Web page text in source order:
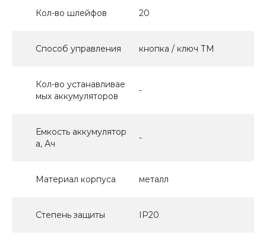
Кол-во шлейфов 20
Способ управления кнопка / ключ ТМ
Кол-во устанавливае
мых аккумуляторов
-
Емкость аккумулятор
а, Ач
-
Материал корпуса металл
Степень защиты IP20